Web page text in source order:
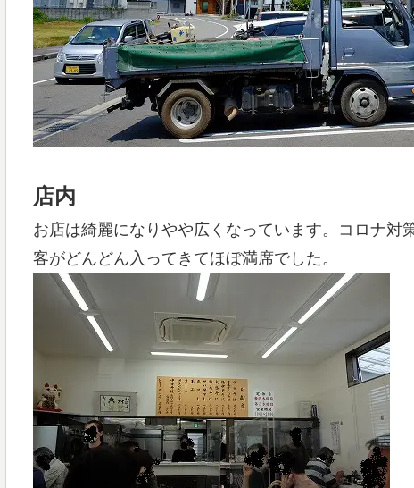
店内
お店は綺麗になりやや広くなっています。コロナ対
客がどんどん入ってきてほぼ満席でした。